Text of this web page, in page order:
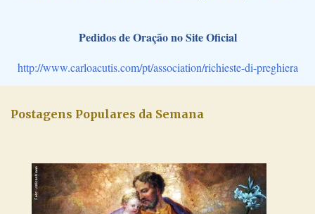
Pedidos de Oração no Site Oficial
http://www.carloacutis.com/pt/association/richieste-di-preghiera
Postagens Populares da Semana